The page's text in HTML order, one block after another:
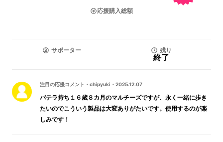
応援購入総額
サポーター 残り
終了
注目の応援コメント ・ chipyuki ・ 2025.12.07
パテラ持ち１６歳８カ月のマルチーズですが、永く一緒に歩き
たいのでこういう製品は大変ありがたいです。使用するのが楽
しみです！